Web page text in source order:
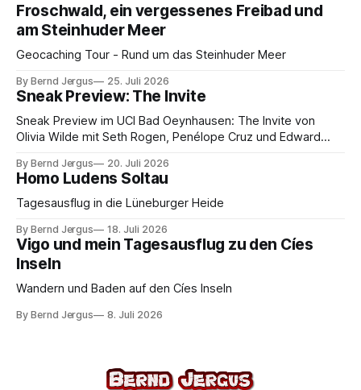
Froschwald, ein vergessenes Freibad und
am Steinhuder Meer
Geocaching Tour - Rund um das Steinhuder Meer
By Bernd Jergus 25. Juli 2026
Sneak Preview: The Invite
Sneak Preview im UCI Bad Oeynhausen: The Invite von
Olivia Wilde mit Seth Rogen, Penélope Cruz und Edward
By Bernd Jergus 20. Juli 2026
Homo Ludens Soltau
Tagesausflug in die Lüneburger Heide
By Bernd Jergus 18. Juli 2026
Vigo und mein Tagesausflug zu den Cíes
Inseln
Wandern und Baden auf den Cíes Inseln
By Bernd Jergus 8. Juli 2026